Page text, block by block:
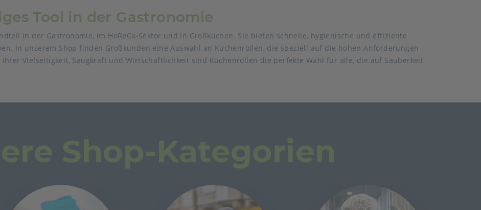
Tool in der Gastronomie
in der Gastronomie, im HoReCa-Sektor und in Großküchen. Sie bieten schnelle, hygienische und effiziente
In unserem Shop finden Großkunden eine Auswahl an Küchenrollen, die speziell auf die hohen Anforderungen
Vielseitigkeit, Saugkraft und Wirtschaftlichkeit sind Küchenrollen die perfekte Wahl für alle, die auf Sauberkeit